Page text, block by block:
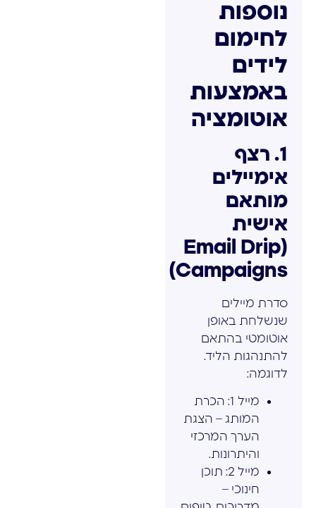
נוספות
לחימום
לידים
באמצעות
אוטומציה
1. רצף
אימיילים
מותאם
אישית
(Email Drip
Campaigns)
סדרת מיילים
שנשלחת באופן
אוטומטי בהתאם
להתנהגות הליד.
לדוגמה:
מייל 1: הכרת
המותג – הצגת
הערך המרכזי
והיתרונות.
מייל 2: תוכן
חינוכי –